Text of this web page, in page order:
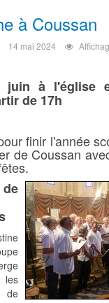
à Coussan
14 mai 2024
juin à l'église
de 17h
finir l'année
de Coussan